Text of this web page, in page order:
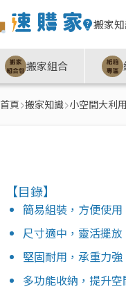
搬家
搬家組合
首頁 搬家知識 小空間大利
【目錄】
簡易組裝，方便使用
尺寸適中，靈活擺放
堅固耐用，承重力強
多功能收納，提升